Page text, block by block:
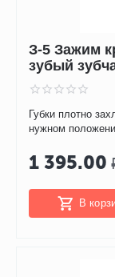
З-5 Зажим
зубый
Губки плотно
нужном
1 395.00
В